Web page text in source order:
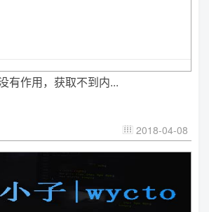
有作用，获取不到内...
 2018-04-08